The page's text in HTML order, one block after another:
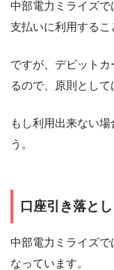
中部電力ミライズ
支払いに利用するこ
ですが、デビット
るので、原則として
もし利用出来ない
う。
口座引き落とし
中部電力ミライズで
なっています。